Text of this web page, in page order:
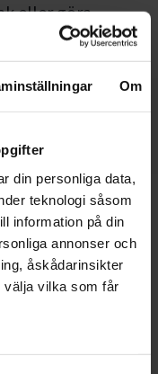
Om
din personliga data,
teknologi såsom
information på din
annonser och
åskådarinsikter
vilka som får
eller göra
nya naturmiljöer. Det
Och varför inte
, vandringeller
till naturen, men
med omtanke. Lär dig